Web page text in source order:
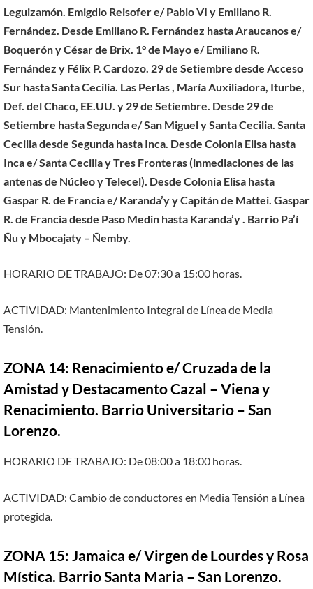
Leguizamón. Emigdio Reisofer e/ Pablo VI y Emiliano R.
Fernández. Desde Emiliano R. Fernández hasta Araucanos e/
Boquerón y César de Brix. 1° de Mayo e/ Emiliano R.
Fernández y Félix P. Cardozo. 29 de Setiembre desde Acceso
Sur hasta Santa Cecilia. Las Perlas , María Auxiliadora, Iturbe,
Def. del Chaco, EE.UU. y 29 de Setiembre. Desde 29 de
Setiembre hasta Segunda e/ San Miguel y Santa Cecilia. Santa
Cecilia desde Segunda hasta Inca. Desde Colonia Elisa hasta
Inca e/ Santa Cecilia y Tres Fronteras (inmediaciones de las
antenas de Núcleo y Telecel). Desde Colonia Elisa hasta
Gaspar R. de Francia e/ Karanda’y y Capitán de Mattei. Gaspar
R. de Francia desde Paso Medin hasta Karanda’y . Barrio Pa’í
Ñu y Mbocajaty – Ñemby.
HORARIO DE TRABAJO: De 07:30 a 15:00 horas.
ACTIVIDAD: Mantenimiento Integral de Línea de Media
Tensión.
ZONA 14: Renacimiento e/ Cruzada de la
Amistad y Destacamento Cazal – Viena y
Renacimiento. Barrio Universitario – San
Lorenzo.
HORARIO DE TRABAJO: De 08:00 a 18:00 horas.
ACTIVIDAD: Cambio de conductores en Media Tensión a Línea
protegida.
ZONA 15: Jamaica e/ Virgen de Lourdes y Rosa
Mística. Barrio Santa Maria – San Lorenzo.